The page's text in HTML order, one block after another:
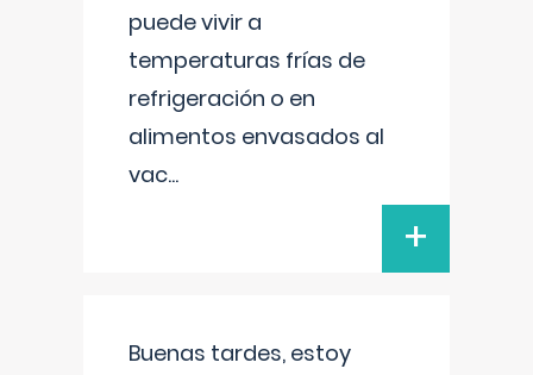
puede vivir a
temperaturas frías de
refrigeración o en
alimentos envasados al
vac...
+
Buenas tardes, estoy